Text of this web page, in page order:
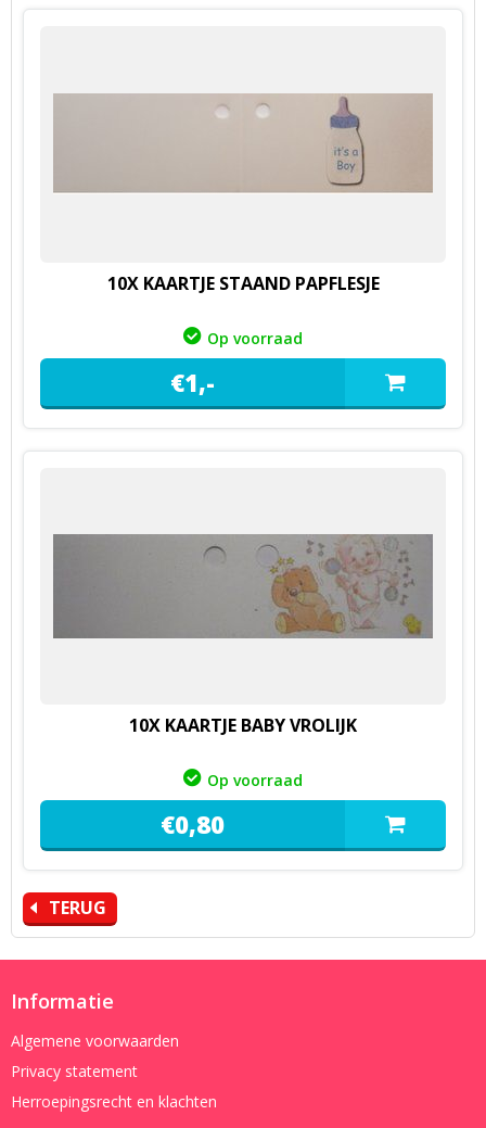
10X KAARTJE STAAND PAPFLESJE
Op voorraad
€1,-
10X KAARTJE BABY VROLIJK
Op voorraad
€0,80
TERUG
Informatie
Algemene voorwaarden
Privacy statement
Herroepingsrecht en klachten